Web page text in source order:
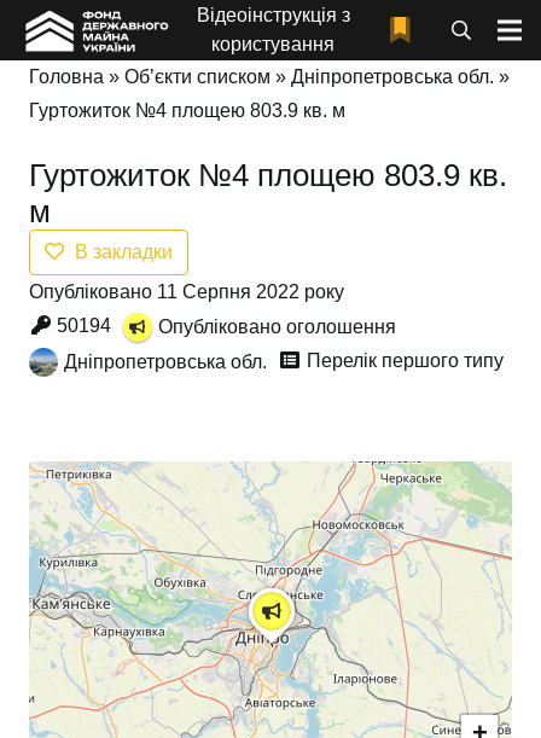
Відеоінструкція з
користування
Головна » Об’єкти списком » Дніпропетровська обл. »
Гуртожиток №4 площею 803.9 кв. м
Гуртожиток №4 площею 803.9 кв.
м
В закладки
Опубліковано 11 Серпня 2022 року
50194
Опубліковано оголошення
Дніпропетровська обл.
Перелік першого типу